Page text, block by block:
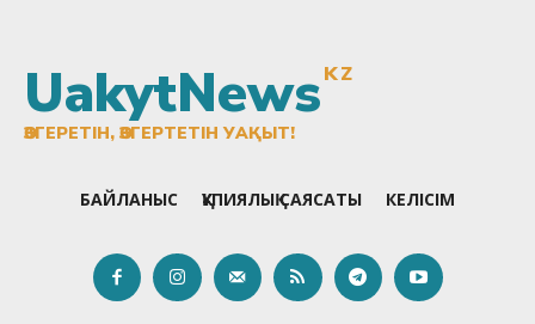
UakytNewsKZ
ӨЗГЕРЕТІН, ӨЗГЕРТЕТІН УАҚЫТ!
БАЙЛАНЫС ҚҰПИЯЛЫҚ САЯСАТЫ КЕЛІСІМ